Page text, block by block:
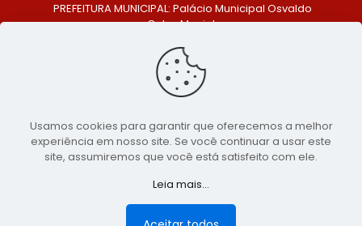
PREFEITURA MUNICIPAL: Palácio Municipal Osvaldo
Celso Maciel
Centro, São Bento do Una - PE. CEP: 553370-128
TELEFONE: (81) 99548-1569
E-MAIL: ouvidoria@saobentodouna.pe.gov.br
Copyright 2021-2026 - Assessoria de Comunicação da
Prefeitura de São Bento do Una - PE
publicidadeLumusWeb - Agência Digital
Usamos cookies para garantir que oferecemos a melhor
experiência em nosso site. Se você continuar a usar este
site, assumiremos que você está satisfeito com ele.
Leia mais...